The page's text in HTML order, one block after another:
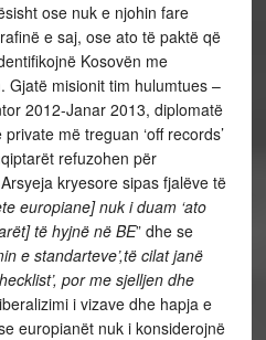
ose nuk e njohin fare
e saj, ose ato të paktë që
Kosovën me
Gjatë misionit tim hulumtues –
2012-Janar 2013, diplomatë
më treguan ‘off records’
refuzohen për
kryesore sipas fjalëve të
europiane] nuk i duam ‘ato
të hyjnë në BE” dhe se
e standarteve’,të cilat janë
por me sjelljen dhe
i vizave dhe hapja e
europianët nuk i konsiderojnë